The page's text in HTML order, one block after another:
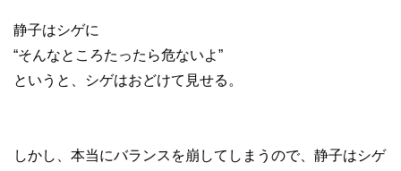
静子はシゲに
“そんなところたったら危ないよ”
というと、シゲはおどけて見せる。
しかし、本当にバランスを崩してしまうので、静子はシゲ